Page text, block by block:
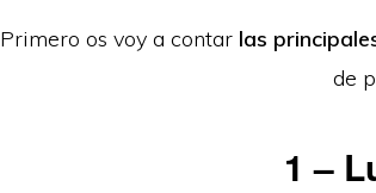
Primero os voy a contar las
de
1 –